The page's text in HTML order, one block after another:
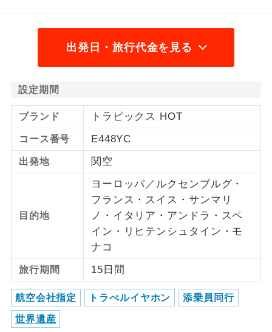
出発日・旅行代金を見る
設定期間
ブランド トラピックス HOT
コース番号 E448YC
出発地 関空
目的地
ヨーロッパ／ルクセンブルグ・
フランス・スイス・サンマリ
ノ・イタリア・アンドラ・スペ
イン・リヒテンシュタイン・モ
ナコ
旅行期間 15日間
航空会社指定 トラべルイヤホン 添乗員同行
世界遺産
おひとり様参
おひとり様限定でご参加いただけるコー
1名様1室同代
1名様1室利用でも追加料金がかからない
コースです。
す。
女性限定
女性限定でご参加いただけるコースで
ご参加にあたり年齢に制限があるコース
です。
航空会社指定
利用航空会社が指定なので、ご出発の計
画にとても便利です。
ご紹介するホテルを指定したコースで
す。